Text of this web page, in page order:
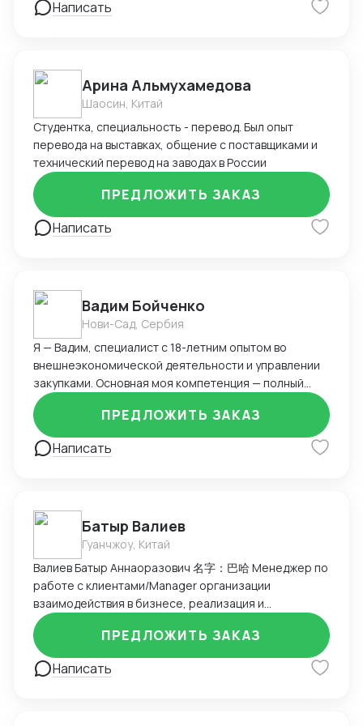
посещение выставок и фабрик поставщиков в Китае,
договоров, спецификаций, доп. соглашений,
отличное понимание процессов международной
логистики, опыт работы с отгрузочными
документами (составление, проверка,
корректировка, редактирование). В наличии
большая база данных проверенных поставщиков
одежды и ткани в разных странах Азии и не только.
Написать
Арина Альмухамедова
Шаосин, Китай
Студентка, специальность - перевод. Был опыт
перевода на выставках, общение с поставщиками и
технический перевод на заводах в России
Написать
ПРЕДЛОЖИТЬ ЗАКАЗ
Вадим Бойченко
Нови-Сад, Сербия
Я — Вадим, специалист с 18-летним опытом во
внешнеэкономической деятельности и управлении
закупками. Основная моя компетенция — полный
цикл работы с зарубежными поставщиками, в первую
очередь из Китая, включая поиск, переговоры,
организацию логистики и таможенного оформления.
Ключевые навыки и достижения: Организовывал
доставки. Запускал более 20 товаров под
собственным брендом на маркетплейсах Ozon и
Wildberries. Контролировал бюджет закупок до 350
000 $ в год, оптимизируя расходы и условия
предоплаты. Вёл сопровождение сертификации
продукции, претензионную работу и возвраты.
Управлял складскими остатками и рассчитывал
оптимальные объёмы закупок, обеспечивая
оборачиваемость и минимизацию out-of-stock.
Уверенно работаю с ВЭД-документацией,
Написать
ПРЕДЛОЖИТЬ ЗАКАЗ
Батыр Валиев
Гуанчжоу, Китай
Валиев Батыр Аннаоразович 名字：巴哈 Менеджер по
работе с клиентами/Manager организации
взаимодействия в бизнесе, реализация и
приобретение товаров, оценка и страховка
перевозок. Проживание Гуанчжоу (рн. Байюн, мкр.
Гаерфу, стц. метро Xiaogang вторая ветка)
Гражданство: Туркмения Языки: Русский (как родной)
Написать
ПРЕДЛОЖИТЬ ЗАКАЗ